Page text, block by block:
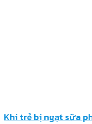
Khi trẻ bị ngạt sữa